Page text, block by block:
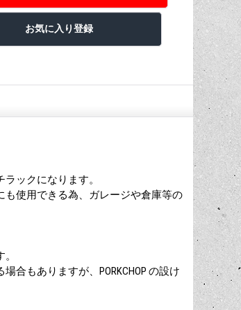
ックになります。
使用できる為、ガレージや倉庫等の
合もありますが、PORKCHOP の設け